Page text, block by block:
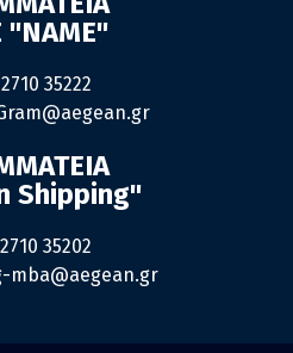
"ΝΑΜΕ"
35222
Shipping"
35202
mba@aegean.gr